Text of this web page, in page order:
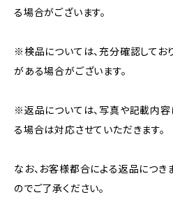
る場合がございます。
※検品については、充分確認してお
がある場合がございます。
※返品については、写真や記載内
る場合は対応させていただきます。
なお、お客様都合による返品につ
のでご了承ください。